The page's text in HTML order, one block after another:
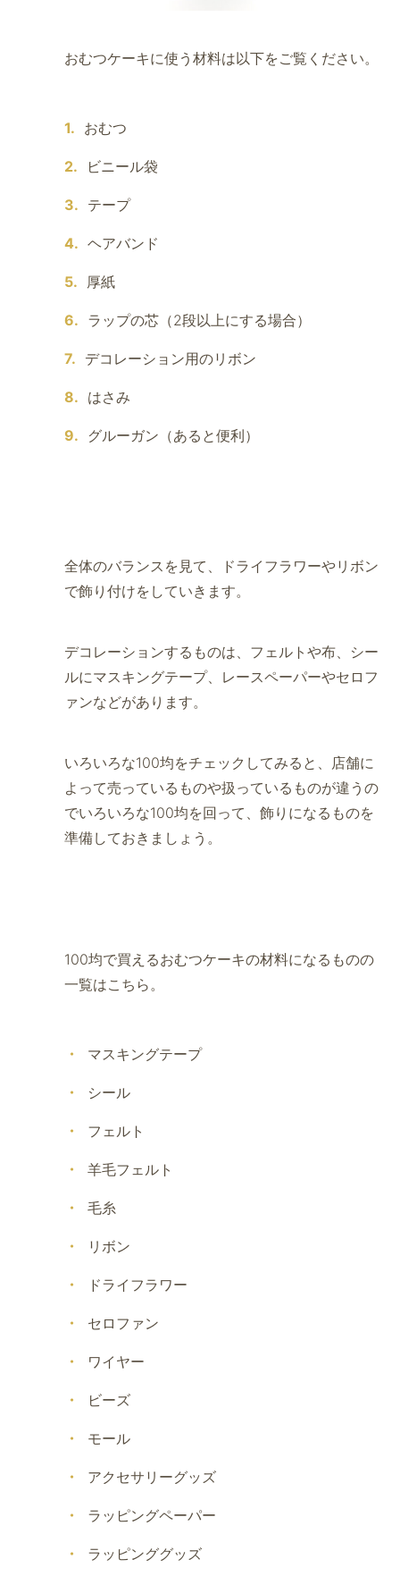
おむつケーキに使う材料は以下をご覧ください。
おむつ
ビニール袋
テープ
ヘアバンド
厚紙
ラップの芯（2段以上にする場合）
デコレーション用のリボン
はさみ
グルーガン（あると便利）
全体のバランスを見て、ドライフラワーやリボン
で飾り付けをしていきます。
デコレーションするものは、フェルトや布、シー
ルにマスキングテープ、レースペーパーやセロフ
ァンなどがあります。
いろいろな100均をチェックしてみると、店舗に
よって売っているものや扱っているものが違うの
でいろいろな100均を回って、飾りになるものを
準備しておきましょう。
100均で買えるおむつケーキの材料になるものの
一覧はこちら。
マスキングテープ
シール
フェルト
羊毛フェルト
毛糸
リボン
ドライフラワー
セロファン
ワイヤー
ビーズ
モール
アクセサリーグッズ
ラッピングペーパー
ラッピンググッズ